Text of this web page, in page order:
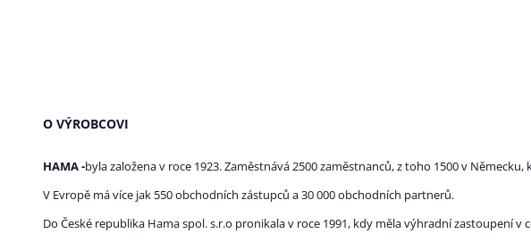
O VÝROBCOVI
HAMA -byla založena v roce 1923. Zaměstnává 2500 zaměstnanců, z toho 1500 v Německu,
V Evropě má více jak 550 obchodních zástupců a 30 000 obchodních partnerů.
Do České republika Hama spol. s.r.o pronikala v roce 1991, kdy měla výhradní zastoupení v